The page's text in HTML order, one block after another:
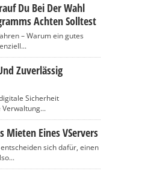
Du Bei Der Wahl
Achten Solltest
– Warum ein gutes
Zuverlässig
Sicherheit
Mieten Eines VServers
sich dafür, einen